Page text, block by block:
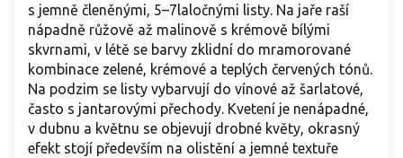
s jemně členěnými, 5–7laločnými listy. Na jaře raší
nápadně růžově až malinově s krémově bílými
skvrnami, v létě se barvy zklidní do mramorované
kombinace zelené, krémové a teplých červených tónů.
Na podzim se listy vybarvují do vínové až šarlatové,
často s jantarovými přechody. Kvetení je nenápadné,
v dubnu a květnu se objevují drobné květy, okrasný
efekt stojí především na olistění a jemné textuře